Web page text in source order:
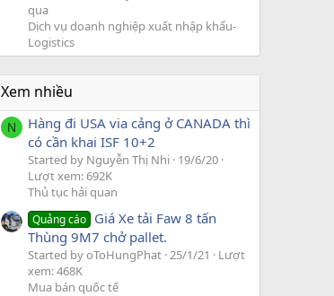
qua
Dịch vụ doanh nghiệp xuất nhập khẩu-
Logistics
Xem nhiều
N
Hàng đi USA via cảng ở CANADA thì
có cần khai ISF 10+2
Started by Nguyễn Thị Nhi 19/6/20
Lượt xem: 692K
Thủ tục hải quan
Quảng cáo Giá Xe tải Faw 8 tấn
Thùng 9M7 chở pallet.
Started by oToHungPhat 25/1/21
Lượt
xem: 468K
Mua bán quốc tế